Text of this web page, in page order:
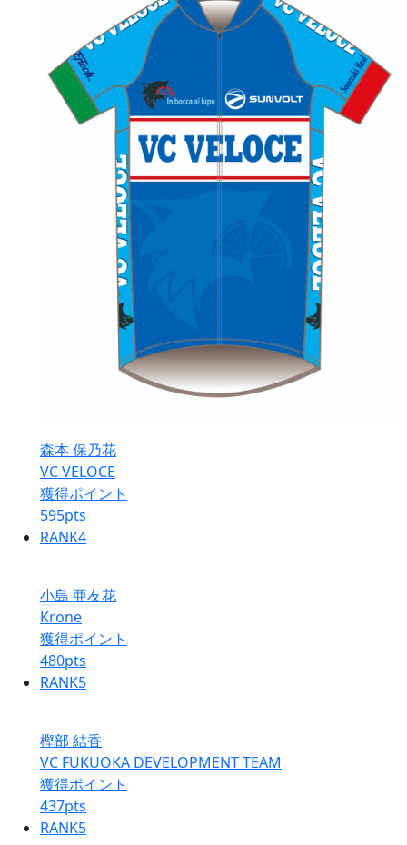
森本 保乃花
VC VELOCE
獲得ポイント
595pts
RANK4
小島 亜友花
Krone
獲得ポイント
480pts
RANK5
樫部 結香
VC FUKUOKA DEVELOPMENT TEAM
獲得ポイント
437pts
RANK5